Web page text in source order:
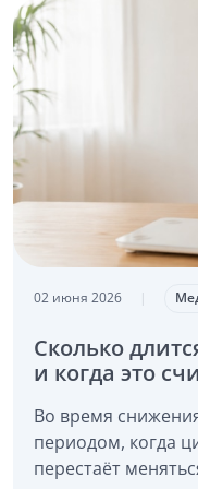
02 июня 2026 |
Сколько
и когда это
Во время
периодом, когда
перестаёт